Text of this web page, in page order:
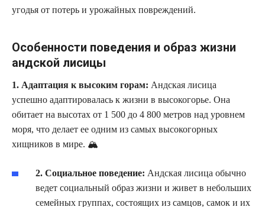
угодья от потерь и урожайных повреждений.
Особенности поведения и образ жизни
андской лисицы
1. Адаптация к высоким горам: Андская лисица
успешно адаптировалась к жизни в высокогорье. Она
обитает на высотах от 1 500 до 4 800 метров над уровнем
моря, что делает ее одним из самых высокогорных
хищников в мире. 🏔️
2. Социальное поведение: Андская лисица обычно
ведет социальный образ жизни и живет в небольших
семейных группах, состоящих из самцов, самок и их